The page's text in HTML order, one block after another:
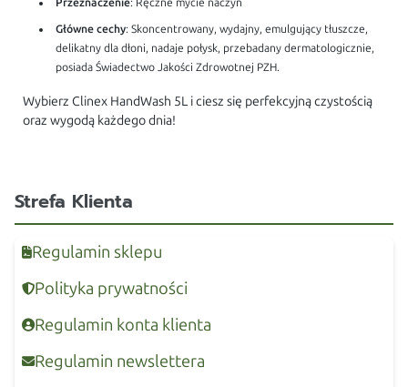
Przeznaczenie: Ręczne mycie naczyń
Główne cechy: Skoncentrowany, wydajny, emulgujący tłuszcze,
delikatny dla dłoni, nadaje połysk, przebadany dermatologicznie,
posiada Świadectwo Jakości Zdrowotnej PZH.
Wybierz Clinex HandWash 5L i ciesz się perfekcyjną czystością
oraz wygodą każdego dnia!
Strefa Klienta
Regulamin sklepu
Polityka prywatności
Regulamin konta klienta
Regulamin newslettera